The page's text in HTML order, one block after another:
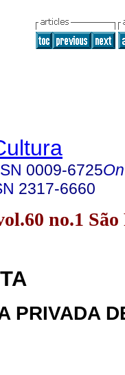
0009-6725
2317-6660
no.1
PRIVADA